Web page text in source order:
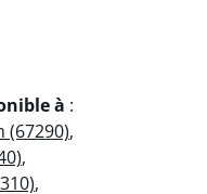
à :
(67290),
,
,